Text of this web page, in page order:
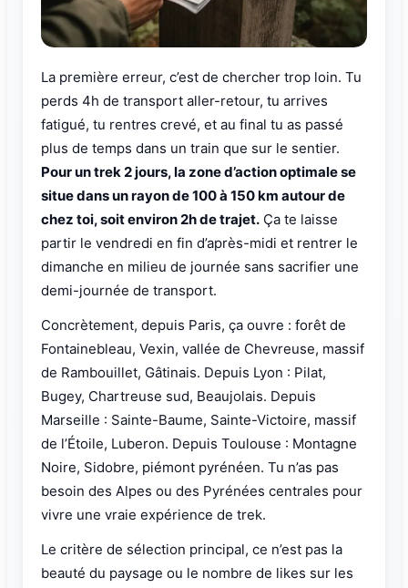
La première erreur, c’est de chercher trop loin. Tu
perds 4h de transport aller-retour, tu arrives
fatigué, tu rentres crevé, et au final tu as passé
plus de temps dans un train que sur le sentier.
Pour un trek 2 jours, la zone d’action optimale se
situe dans un rayon de 100 à 150 km autour de
chez toi, soit environ 2h de trajet. Ça te laisse
partir le vendredi en fin d’après-midi et rentrer le
dimanche en milieu de journée sans sacrifier une
demi-journée de transport.
Concrètement, depuis Paris, ça ouvre : forêt de
Fontainebleau, Vexin, vallée de Chevreuse, massif
de Rambouillet, Gâtinais. Depuis Lyon : Pilat,
Bugey, Chartreuse sud, Beaujolais. Depuis
Marseille : Sainte-Baume, Sainte-Victoire, massif
de l’Étoile, Luberon. Depuis Toulouse : Montagne
Noire, Sidobre, piémont pyrénéen. Tu n’as pas
besoin des Alpes ou des Pyrénées centrales pour
vivre une vraie expérience de trek.
Le critère de sélection principal, ce n’est pas la
beauté du paysage ou le nombre de likes sur les